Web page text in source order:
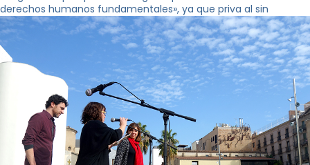
derechos humanos fundamentales», ya que priva al sin